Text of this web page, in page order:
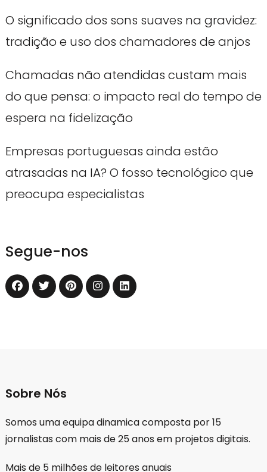
O significado dos sons suaves na gravidez:
tradição e uso dos chamadores de anjos
Chamadas não atendidas custam mais
do que pensa: o impacto real do tempo de
espera na fidelização
Empresas portuguesas ainda estão
atrasadas na IA? O fosso tecnológico que
preocupa especialistas
Segue-nos
Sobre Nós
Somos uma equipa dinamica composta por 15
jornalistas com mais de 25 anos em projetos digitais.
Mais de 5 milhões de leitores anuais